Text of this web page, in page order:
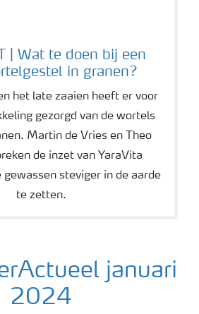
| Wat te doen bij een
in granen?
het late zaaien heeft er voor
gezorgd van de wortels
Martin de Vries en Theo
de inzet van YaraVita
steviger in de aarde
te zetten.
januari
2024